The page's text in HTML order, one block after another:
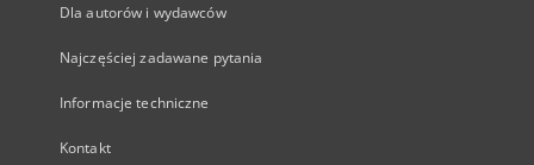
Dla autorów i wydawców
Najczęściej zadawane pytania
Informacje techniczne
Kontakt